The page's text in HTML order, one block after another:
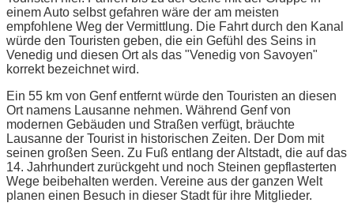
einem Auto selbst gefahren wäre der am meisten
empfohlene Weg der Vermittlung. Die Fahrt durch den Kanal
würde den Touristen geben, die ein Gefühl des Seins in
Venedig und diesen Ort als das "Venedig von Savoyen"
korrekt bezeichnet wird.
Ein 55 km von Genf entfernt würde den Touristen an diesen
Ort namens Lausanne nehmen. Während Genf von
modernen Gebäuden und Straßen verfügt, bräuchte
Lausanne der Tourist in historischen Zeiten. Der Dom mit
seinen großen Seen. Zu Fuß entlang der Altstadt, die auf das
14. Jahrhundert zurückgeht und noch Steinen gepflasterten
Wege beibehalten werden. Vereine aus der ganzen Welt
planen einen Besuch in dieser Stadt für ihre Mitglieder.